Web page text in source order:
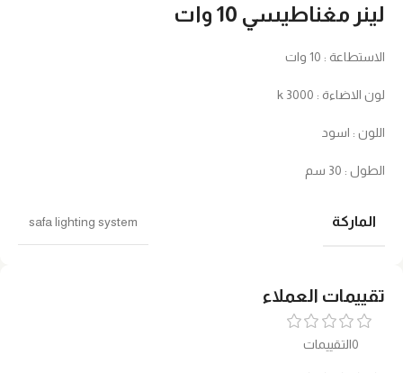
تقييمات العملاء
0التقييمات
لينر مغناطيسي 10 وات
الاستطاعة : 10 وات
لون الاضاءة : 3000 k
اللون : اسود
الطول : 30 سم
الماركة safa lighting system